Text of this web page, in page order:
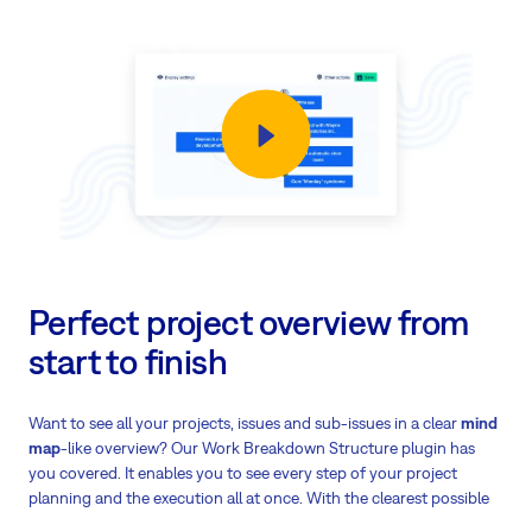
Perfect project overview from
start to finish
Want to see all your projects, issues and sub-issues in a clearmind
map-like overview? Our Work Breakdown Structure plugin has
you covered. It enables you to see every step of your project
planning and the execution all at once. With the clearest possible